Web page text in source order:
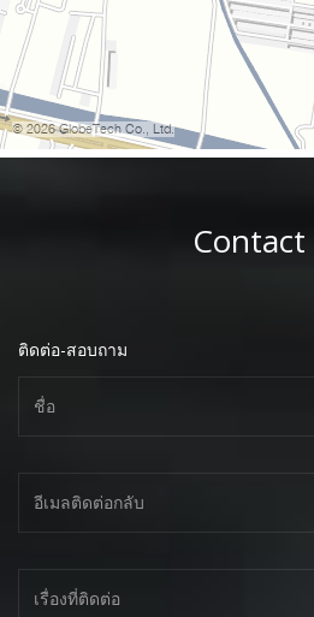
Contact
ติดต่อ-สอบถาม